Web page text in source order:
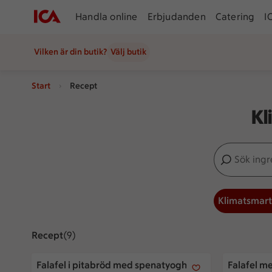
Handla online Erbjudanden Catering
Vilken är din butik? Välj butik
Start Recept
Sök
Inga förslag
Klimatsmart
ReceptVisar 9 stycken
(9)
Falafel i pitabröd med spenatyoghurt
Falafel i pitabröd med spenatyoghurt
Falafel
Falafel